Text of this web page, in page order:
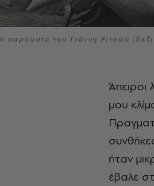
παρουσία του Γιάννη Ρίτσου
Άπειροι λόγοι συνηγορούν για να θαυμάσεις αυτή τη γυναίκα. Φαντάζει, στη δική
μου
ήταν
έβαλε